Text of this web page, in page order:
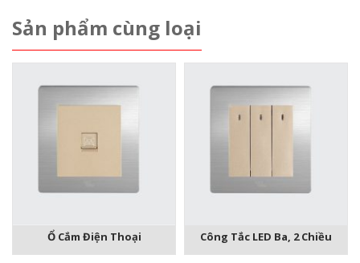
Sản phẩm cùng loại
Ổ Cắm Điện Thoại Công Tắc LED Ba, 2 Chiều